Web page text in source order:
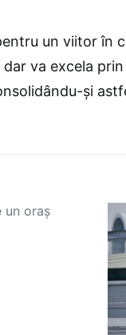
un viitor în
va excela
şi
un oraș